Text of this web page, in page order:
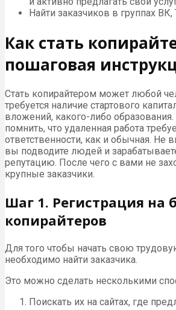
Найти заказчиков в группах ВК,
Как стать
пошаговая
Стать копирайтером может любой
требуется наличие стартового
вложений, какого-либо
помнить, что удаленная работа
ответственности, как и обычная. Не
вы подводите людей и
репутацию. После чего с вами не
крупные заказчики.
Шаг 1. Регистрация на
копирайтеров
Для того чтобы начать свою
необходимо найти заказчика.
Это можно сделать несколькими
Поискать их на сайтах, где